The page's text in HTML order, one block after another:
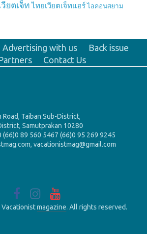
ยตเจ็ท ไทยเวียตเจ็ทแอร์ ไอคอนสยาม
Advertising with us
Back issue
Contact Us
Taiban Sub-District,
Samutprakan 10280
(66)0 89 560 5467 (66)0 95 269 9245
vacationistmag@gmail.com
Vacationistmagazine. All rights reserved.